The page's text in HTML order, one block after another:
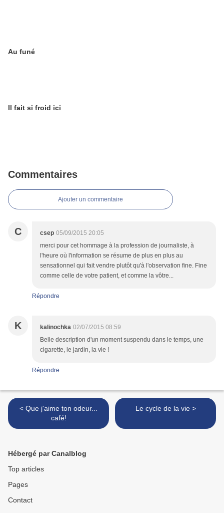
Au funé
Il fait si froid ici
Commentaires
Ajouter un commentaire
C csep 05/09/2015 20:05
merci pour cet hommage à la profession de journaliste, à
l'heure où l'information se résume de plus en plus au
sensationnel qui fait vendre plutôt qu'à l'observation fine. Fine
comme celle de votre patient, et comme la vôtre...
Répondre
K kalinochka 02/07/2015 08:59
Belle description d'un moment suspendu dans le temps, une
cigarette, le jardin, la vie !
Répondre
< Que j'aime ton odeur...
café!
Le cycle de la vie >
Hébergé par Canalblog
Top articles
Pages
Contact